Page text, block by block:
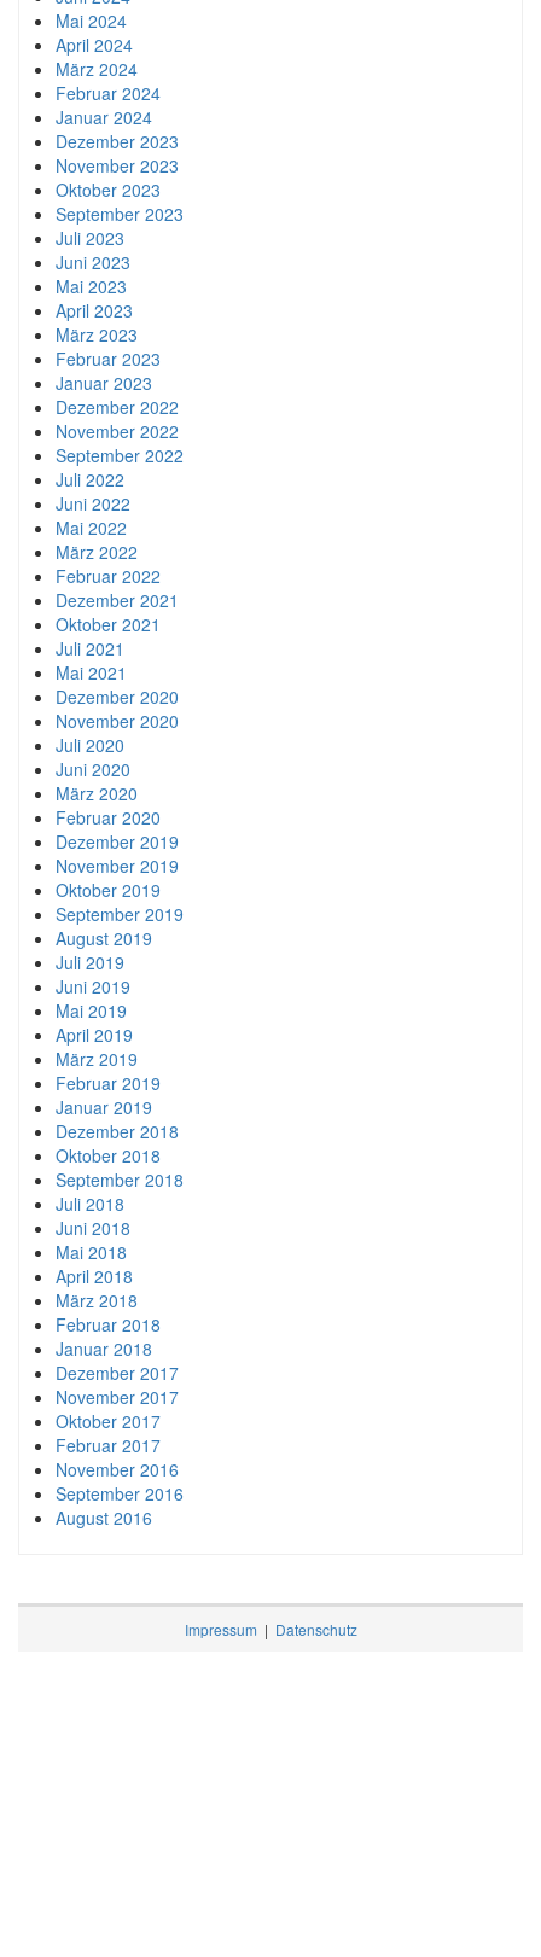
Mai 2024
April 2024
März 2024
Februar 2024
Januar 2024
Dezember 2023
November 2023
Oktober 2023
September 2023
Juli 2023
Juni 2023
Mai 2023
April 2023
März 2023
Februar 2023
Januar 2023
Dezember 2022
November 2022
September 2022
Juli 2022
Juni 2022
Mai 2022
März 2022
Februar 2022
Dezember 2021
Oktober 2021
Juli 2021
Mai 2021
Dezember 2020
November 2020
Juli 2020
Juni 2020
März 2020
Februar 2020
Dezember 2019
November 2019
Oktober 2019
September 2019
August 2019
Juli 2019
Juni 2019
Mai 2019
April 2019
März 2019
Februar 2019
Januar 2019
Dezember 2018
Oktober 2018
September 2018
Juli 2018
Juni 2018
Mai 2018
April 2018
März 2018
Februar 2018
Januar 2018
Dezember 2017
November 2017
Oktober 2017
Februar 2017
November 2016
September 2016
August 2016
Impressum | Datenschutz